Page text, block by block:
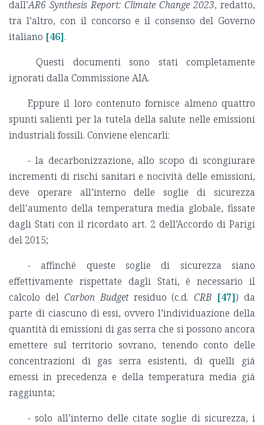
dall’AR6 Synthesis Report: Climate Change 2023, redatto,
tra l’altro, con il concorso e il consenso del Governo
italiano [46].
Questi documenti sono stati completamente
ignorati dalla Commissione AIA.
Eppure il loro contenuto fornisce almeno quattro
spunti salienti per la tutela della salute nelle emissioni
industriali fossili. Conviene elencarli:
- la decarbonizzazione, allo scopo di scongiurare
incrementi di rischi sanitari e nocività delle emissioni,
deve operare all’interno delle soglie di sicurezza
dell’aumento della temperatura media globale, fissate
dagli Stati con il ricordato art. 2 dell’Accordo di Parigi
del 2015;
- affinché queste soglie di sicurezza siano
effettivamente rispettate dagli Stati, è necessario il
calcolo del Carbon Budgetresiduo (c.d.CRB [47]) da
parte di ciascuno di essi, ovvero l’individuazione della
quantità di emissioni di gas serra che si possono ancora
emettere sul territorio sovrano, tenendo conto delle
concentrazioni di gas serra esistenti, di quelli già
emessi in precedenza e della temperatura media già
raggiunta;
- solo all’interno delle citate soglie di sicurezza, i